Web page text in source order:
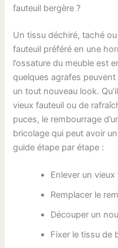
fauteuil bergère ?
Un tissu déchiré, taché
fauteuil préféré en une
l’ossature du meuble est
quelques agrafes
un tout nouveau look.
vieux fauteuil ou de
puces, le rembourrage
bricolage qui peut avoir
guide étape par étape :
Enlever un vieux
Remplacer le
Découper un
Fixer le tissu de